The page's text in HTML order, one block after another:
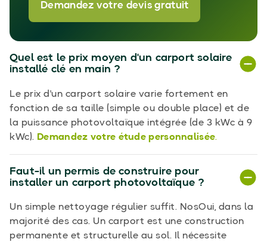
Demandez votre devis gratuit
Quel est le prix moyen d'un carport solaire
installé clé en main ?
Le prix d'un carport solaire varie fortement en
fonction de sa taille (simple ou double place) et de
la puissance photovoltaïque intégrée (de 3 kWc à 9
kWc). Demandez votre étude personnalisée.
Faut-il un permis de construire pour
installer un carport photovoltaïque ?
Un simple nettoyage régulier suffit. NosOui, dans la
majorité des cas. Un carport est une construction
permanente et structurelle au sol. Il nécessite